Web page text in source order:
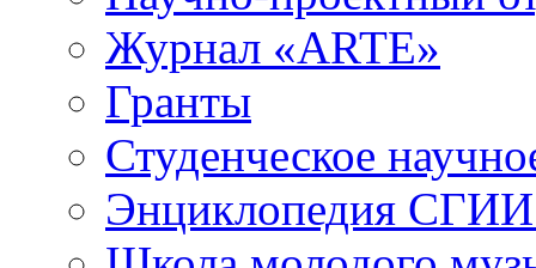
Журнал «ARTE»
Гранты
Студенческое
Энциклопедия СГИИ